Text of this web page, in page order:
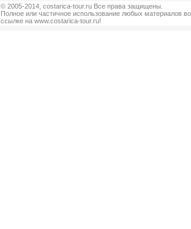
© 2005-2014, costarica-tour.ru Все права защищены.
Полное или частичное использование любых материалов
ссылке на www.costarica-tour.ru!